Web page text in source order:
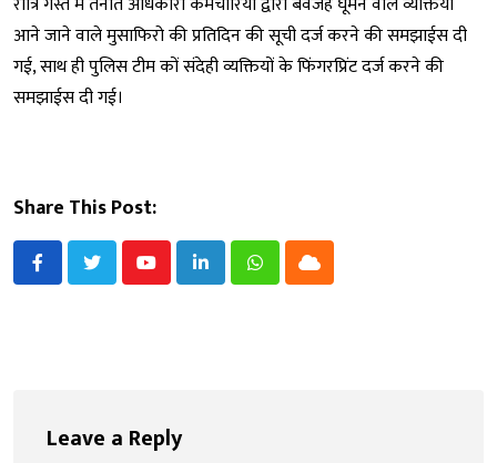
आने जाने वाले मुसाफिरो की प्रतिदिन की सूची दर्ज करने की समझाईस दी
गई, साथ ही पुलिस टीम कों संदेही व्यक्तियों के फिंगरप्रिंट दर्ज करने की
समझाईस दी गई।
Share This Post:
YoutubeLinkedInWhatsappCloud
Leave a Reply